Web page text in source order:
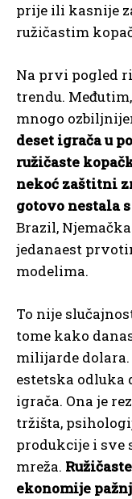
prije ili kasnije
ružičastim
Na prvi pogled
trendu.
mnogo
deset igrača u
ružičaste
nekoć zaštitni
gotovo nestala
Brazil,
jedanaest
modelima.
To nije
tome kako
milijarde dolara.
estetska odluka
igrača. Ona je
tržišta,
produkcije i sve
mreža.
ekonomije